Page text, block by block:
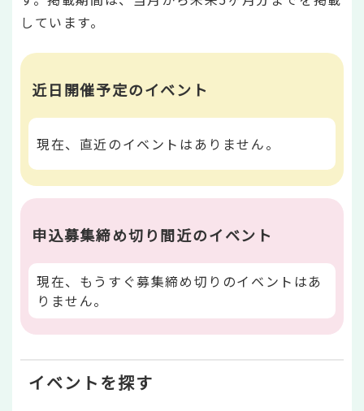
しています。
近日開催予定のイベント
現在、直近のイベントはありません。
申込募集締め切り間近のイベント
現在、もうすぐ募集締め切りのイベントはあ
りません。
イベントを探す